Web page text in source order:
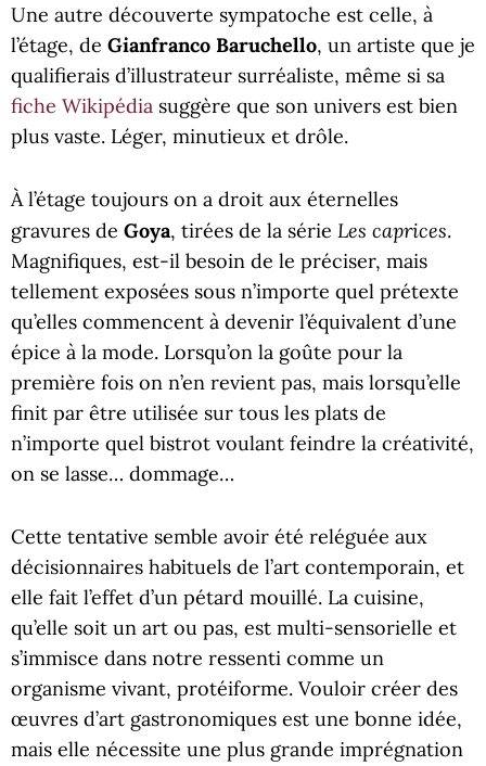
Une autre découverte sympatoche est celle, à
l’étage, de Gianfranco Baruchello, un artiste que je
qualifierais d’illustrateur surréaliste, même si sa
fiche Wikipédia suggère que son univers est bien
plus vaste. Léger, minutieux et drôle.
À l’étage toujours on a droit aux éternelles
gravures de Goya, tirées de la série Les caprices.
Magnifiques, est-il besoin de le préciser, mais
tellement exposées sous n’importe quel prétexte
qu’elles commencent à devenir l’équivalent d’une
épice à la mode. Lorsqu’on la goûte pour la
première fois on n’en revient pas, mais lorsqu’elle
finit par être utilisée sur tous les plats de
n’importe quel bistrot voulant feindre la créativité,
on se lasse… dommage…
Cette tentative semble avoir été reléguée aux
décisionnaires habituels de l’art contemporain, et
elle fait l’effet d’un pétard mouillé. La cuisine,
qu’elle soit un art ou pas, est multi-sensorielle et
s’immisce dans notre ressenti comme un
organisme vivant, protéiforme. Vouloir créer des
œuvres d’art gastronomiques est une bonne idée,
mais elle nécessite une plus grande imprégnation